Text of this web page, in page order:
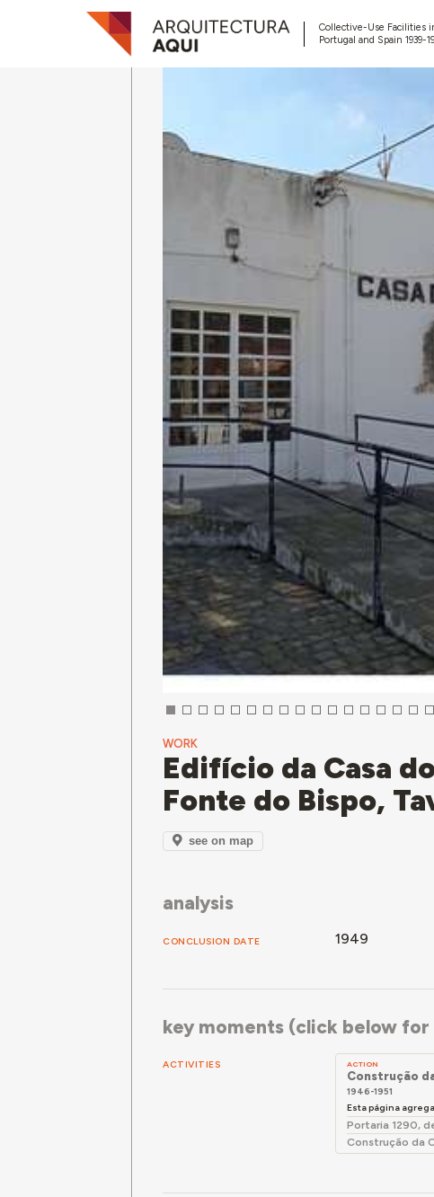
Collective-Use Facilities
Portugal and Spain 1939-
WORK
Edifício da Casa
Fonte do Bispo,
see on map
analysis
CONCLUSION DATE 1949
key moments (click below
ACTIVITIES ACTION
Construção
1946-1951
Esta página
Portaria 1290,
Construção da